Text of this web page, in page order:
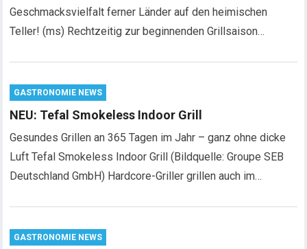
Geschmacksvielfalt ferner Länder auf den heimischen
Teller! (ms) Rechtzeitig zur beginnenden Grillsaison…
GASTRONOMIE NEWS
NEU: Tefal Smokeless Indoor Grill
Gesundes Grillen an 365 Tagen im Jahr – ganz ohne dicke
Luft Tefal Smokeless Indoor Grill (Bildquelle: Groupe SEB
Deutschland GmbH) Hardcore-Griller grillen auch im…
GASTRONOMIE NEWS